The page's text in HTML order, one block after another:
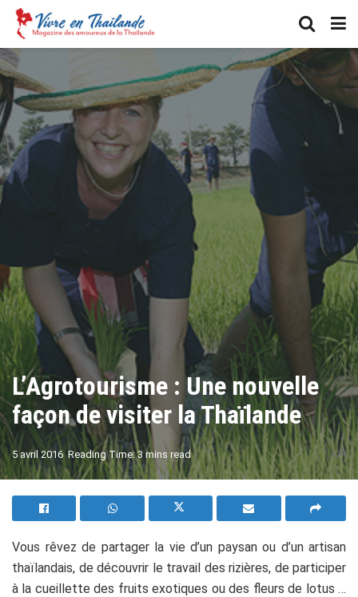
L’Agrotourisme : Une nouvelle
façon de visiter la Thaïlande
5 avril 2016 Reading Time: 3 mins read AA
Vous rêvez de partager la vie d’un paysan ou d’un artisan
thaïlandais, de découvrir le travail des rizières, de participer
à la cueillette des fruits exotiques ou des fleurs de lotus …